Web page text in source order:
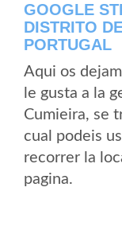
GOOGLE
DISTRITO
PORTUGAL
Aqui os
le gusta a la
Cumieira, se
cual podeis
recorrer la
pagina.